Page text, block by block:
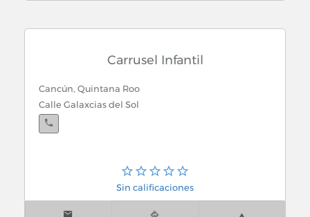
Carrusel Infantil
Cancún, Quintana Roo
Calle Galaxcias del Sol
Sin calificaciones